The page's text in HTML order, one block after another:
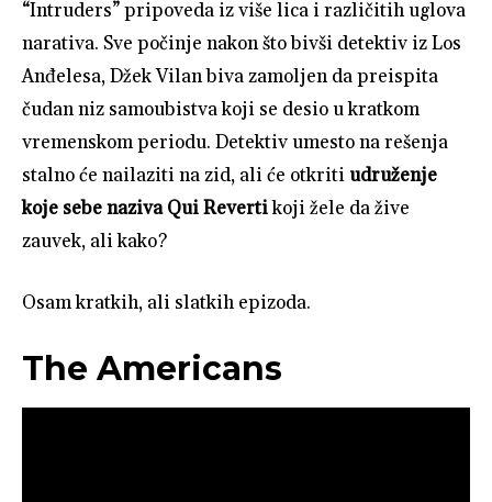
“Intruders” pripoveda iz više lica i različitih uglova
narativa. Sve počinje nakon što bivši detektiv iz Los
Anđelesa, Džek Vilan biva zamoljen da preispita
čudan niz samoubistva koji se desio u kratkom
vremenskom periodu. Detektiv umesto na rešenja
stalno će nailaziti na zid, ali će otkritiudruženje
koje sebe naziva Qui Revertikoji žele da žive
zauvek, ali kako?
Osam kratkih, ali slatkih epizoda.
The Americans